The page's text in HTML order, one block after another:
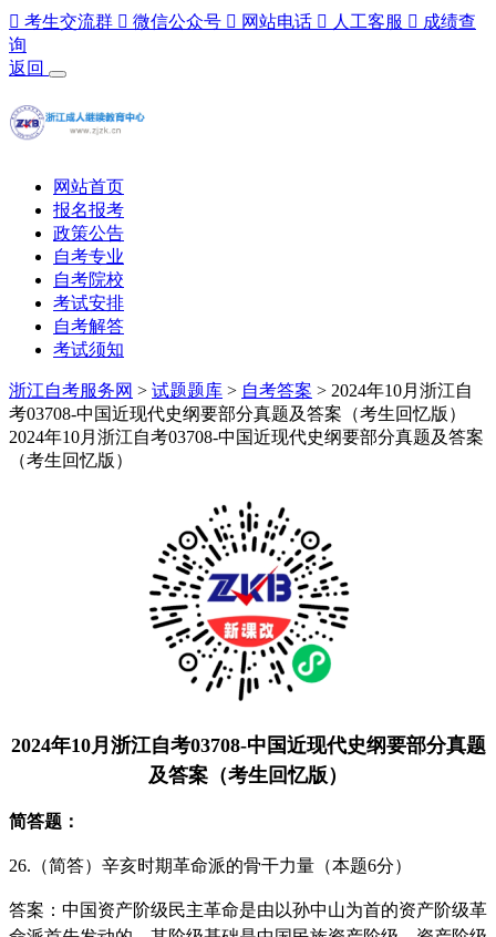
 考生交流群  微信公众号  网站电话  人工客服  成绩查
询
返回
网站首页
报名报考
政策公告
自考专业
自考院校
考试安排
自考解答
考试须知
浙江自考服务网 > 试题题库 > 自考答案 > 2024年10月浙江自
考03708-中国近现代史纲要部分真题及答案（考生回忆版）
2024年10月浙江自考03708-中国近现代史纲要部分真题及答案
（考生回忆版）
2024年10月浙江自考03708-中国近现代史纲要部分真题
及答案（考生回忆版）
简答题：
26.（简答）辛亥时期革命派的骨干力量（本题6分）
答案： 中国资产阶级民主革命是由以孙中山为首的资产阶级革